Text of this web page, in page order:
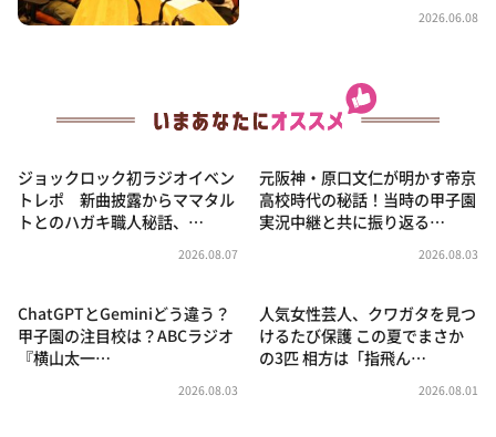
2026.06.08
ジョックロック初ラジオイベン
トレポ 新曲披露からママタル
トとのハガキ職人秘話、…
2026.08.07
元阪神・原口文仁が明かす帝京
高校時代の秘話！当時の甲子園
実況中継と共に振り返る…
2026.08.03
ChatGPTとGeminiどう違う？
甲子園の注目校は？ABCラジオ
『横山太一…
2026.08.03
人気女性芸人、クワガタを見つ
けるたび保護 この夏でまさか
の3匹 相方は「指飛ん…
2026.08.01